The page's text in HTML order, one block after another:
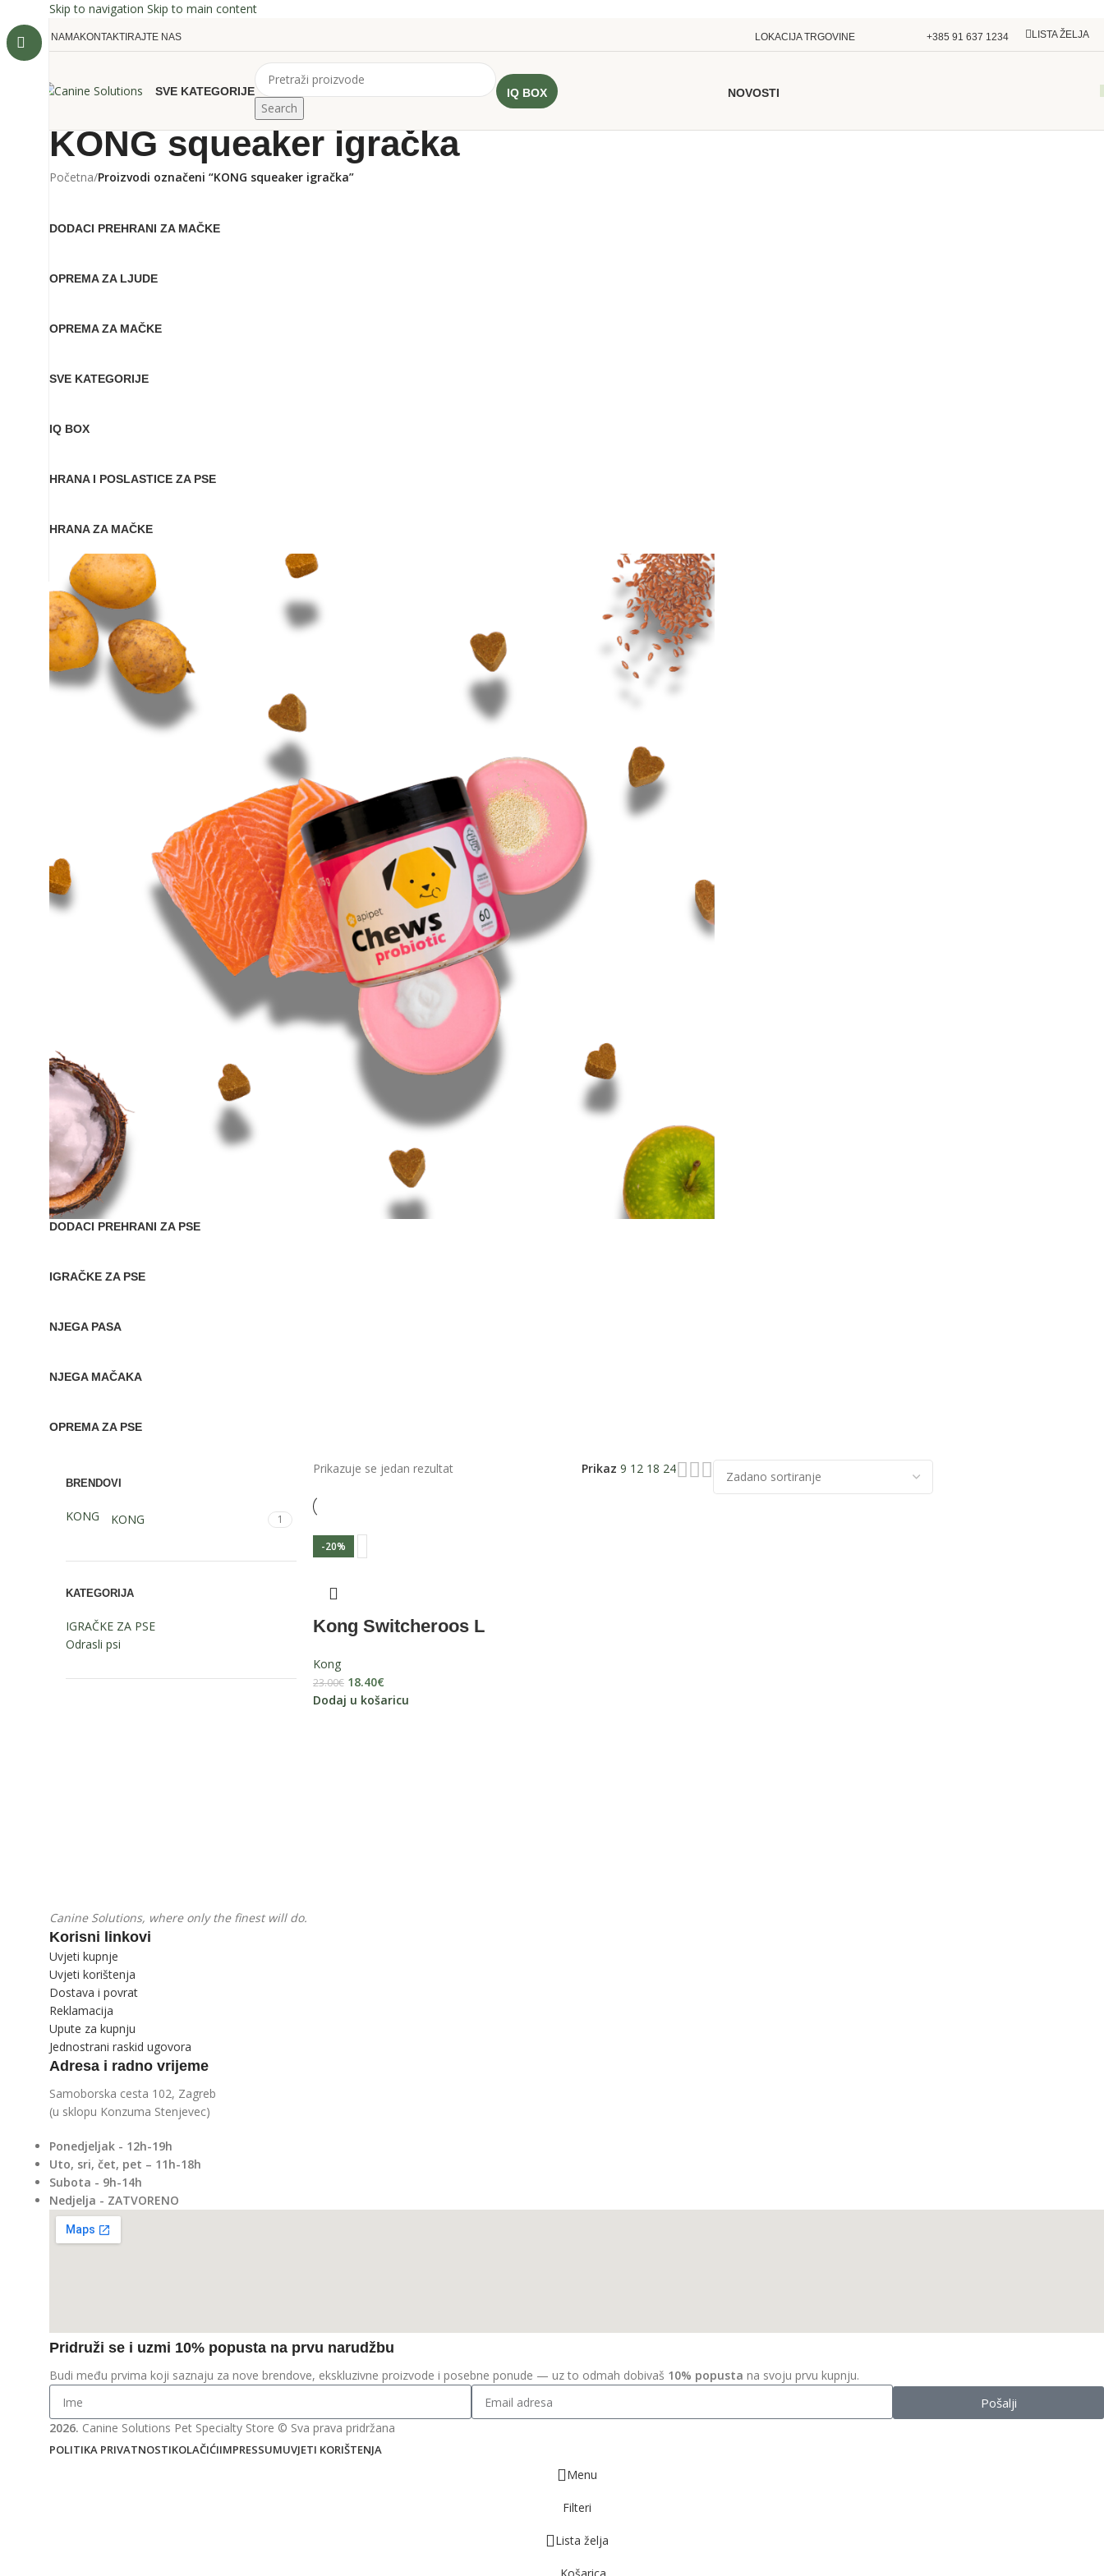
Skip to navigation Skip to main content
Zapratite nas:
O NAMAKONTAKTIRAJTE NAS LOKACIJA TRGOVINE +385 91 637 1234 LISTA ŽELJA
SVE KATEGORIJE
Search
IQ BOX NOVOSTI
KONG squeaker igračka
Početna/Proizvodi označeni “KONG squeaker igračka”
DODACI PREHRANI ZA MAČKE
OPREMA ZA LJUDE
OPREMA ZA MAČKE
SVE KATEGORIJE
IQ BOX
HRANA I POSLASTICE ZA PSE
HRANA ZA MAČKE
DODACI PREHRANI ZA PSE
IGRAČKE ZA PSE
NJEGA PASA
NJEGA MAČAKA
OPREMA ZA PSE
BRENDOVI
KONG KONG 1
KATEGORIJA
IGRAČKE ZA PSE
Odrasli psi
Prikazuje se jedan rezultat Prikaz9 12 18 24
-20%
Kong Switcheroos L
Kong
23.00€ 18.40€
Dodaj u košaricu
Canine Solutions, where only the finest will do.
Korisni linkovi
Uvjeti kupnje
Uvjeti korištenja
Dostava i povrat
Reklamacija
Upute za kupnju
Jednostrani raskid ugovora
Adresa i radno vrijeme
Samoborska cesta 102, Zagreb
(u sklopu Konzuma Stenjevec)
Ponedjeljak - 12h-19h
Uto, sri, čet, pet – 11h-18h
Subota - 9h-14h
Nedjelja - ZATVORENO
Pridruži se i uzmi 10% popusta na prvu narudžbu
Budi među prvima koji saznaju za nove brendove, ekskluzivne proizvode i posebne ponude — uz to odmah dobivaš 10% popusta na svoju prvu kupnju.
Pošalji
2026. Canine Solutions Pet Specialty Store © Sva prava pridržana
POLITIKA PRIVATNOSTIKOLAČIĆIIMPRESSUMUVJETI KORIŠTENJA
Menu
Filteri
Lista želja